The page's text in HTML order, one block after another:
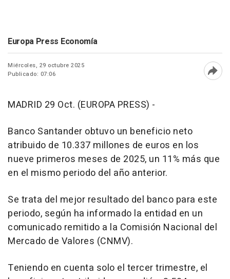
Europa Press Economía
Miércoles, 29 octubre 2025
Publicado: 07:06
MADRID 29 Oct. (EUROPA PRESS) -
Banco Santander obtuvo un beneficio neto
atribuido de 10.337 millones de euros en los
nueve primeros meses de 2025, un 11% más que
en el mismo periodo del año anterior.
Se trata del mejor resultado del banco para este
periodo, según ha informado la entidad en un
comunicado remitido a la Comisión Nacional del
Mercado de Valores (CNMV).
Teniendo en cuenta solo el tercer trimestre, el